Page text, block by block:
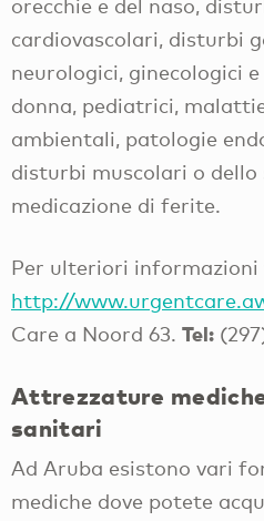
orecchie e del naso,
cardiovascolari, disturbi
neurologici, ginecologici
donna, pediatrici,
ambientali, patologie
disturbi muscolari o dello
medicazione di ferite.
Per ulteriori
http://
Care a Noord 63. Tel:
Attrezzature
sanitari
Ad Aruba esistono vari
mediche dove potete